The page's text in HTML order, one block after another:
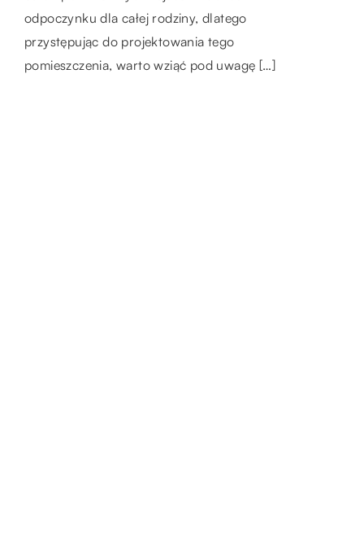
odpoczynku dla całej rodziny, dlatego
przystępując do projektowania tego
pomieszczenia, warto wziąć pod uwagę […]